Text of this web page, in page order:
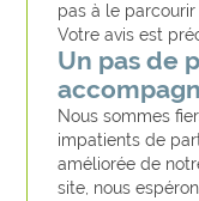
pas à le
Votre avis est
Un pas de
Nous sommes
impatients de
améliorée de
site, nous